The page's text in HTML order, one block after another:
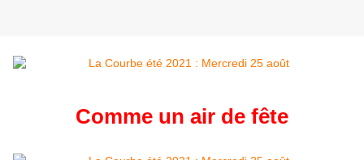
Comme un air de fête